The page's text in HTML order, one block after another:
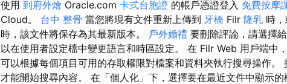
使用 到府外燴 Oracle.com 卡式台胞證 的帳戶憑證登入 免費按摩
Cloud。 台中 整骨 當您將現有文件重新上傳到 牙橋 Filr 隆乳 時
時，該文件將保存為其最新版本。 戶外婚禮 要刪除評論，請選擇
以在使用者設定檔中變更語言和時區設定。 在 Filr Web 用戶端中
可以根據每個項目可用的存取權限對檔案和資料夾執行搜尋操作
才能開始搜尋內容。 在「個人化」下，選擇要在最近文件中顯示